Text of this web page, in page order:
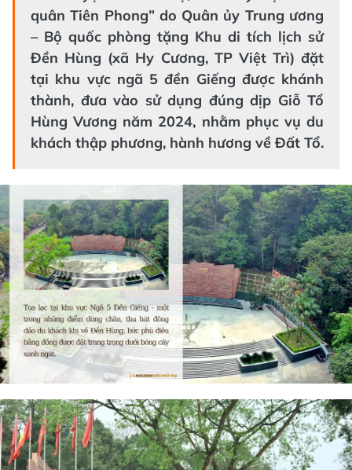
quân Tiên Phong” do Quân ủy Trung ương
– Bộ quốc phòng tặng Khu di tích lịch sử
Đền Hùng (xã Hy Cương, TP Việt Trì) đặt
tại khu vực ngã 5 đền Giếng được khánh
thành, đưa vào sử dụng đúng dịp Giỗ Tổ
Hùng Vương năm 2024, nhằm phục vụ du
khách thập phương, hành hương về Đất Tổ.